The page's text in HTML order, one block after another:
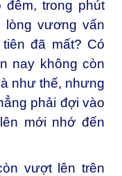
trong phút
lòng vương vấn
đã mất? Có
nay không còn
như thế, nhưng
phải đợi vào
mới nhớ đến
vượt lên trên